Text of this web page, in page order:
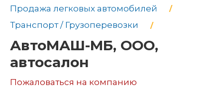
Продажа легковых автомобилей
Транспорт / Грузоперевозки
АвтоМАШ-МБ, ООО,
автосалон
Пожаловаться на компанию